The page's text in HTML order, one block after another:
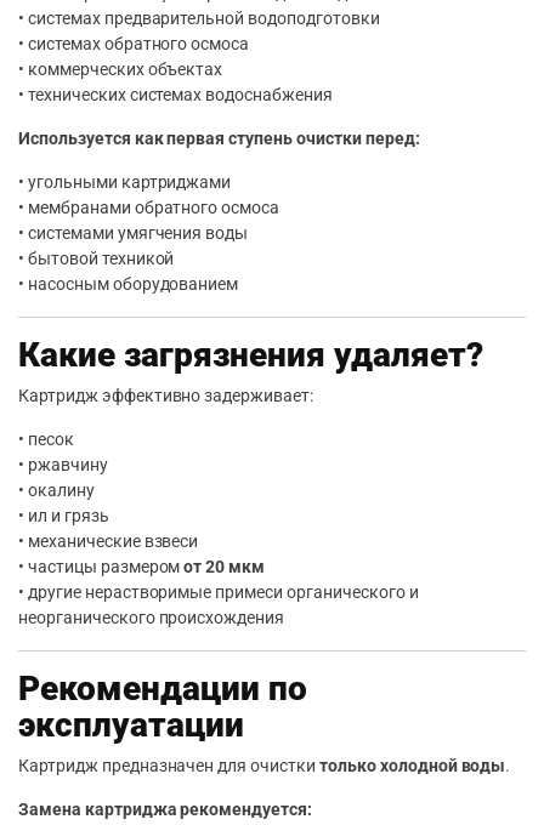
• системах предварительной водоподготовки
• системах обратного осмоса
• коммерческих объектах
• технических системах водоснабжения
Используется как первая ступень очистки перед:
• угольными картриджами
• мембранами обратного осмоса
• системами умягчения воды
• бытовой техникой
• насосным оборудованием
Какие загрязнения удаляет?
Картридж эффективно задерживает:
• песок
• ржавчину
• окалину
• ил и грязь
• механические взвеси
• частицы размеромот 20 мкм
• другие нерастворимые примеси органического и
неорганического происхождения
Рекомендации по
эксплуатации
Картридж предназначен для очистки только холодной воды.
Замена картриджа рекомендуется: